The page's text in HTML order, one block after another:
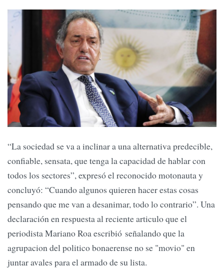
“La sociedad se va a inclinar a una alternativa predecible,
confiable, sensata, que tenga la capacidad de hablar con
todos los sectores”, expresó el reconocido motonauta y
concluyó: “Cuando algunos quieren hacer estas cosas
pensando que me van a desanimar, todo lo contrario”. Una
declaración en respuesta al reciente articulo que el
periodista Mariano Roa escribió señalando que la
agrupacion del politico bonaerense no se "movio" en
juntar avales para el armado de su lista.